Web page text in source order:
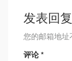
发表回复
您的邮箱地址
评论*